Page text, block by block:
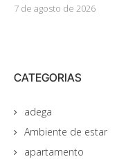
7 de agosto de 2026
CATEGORIAS
adega
Ambiente de estar
apartamento